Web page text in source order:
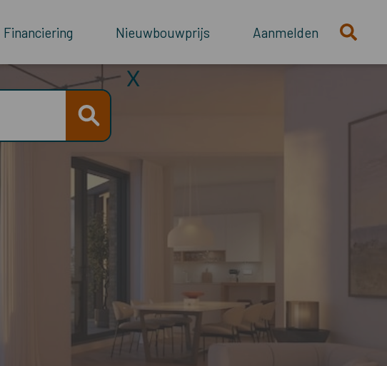
Financiering Nieuwbouwprijs Aanmelden
X